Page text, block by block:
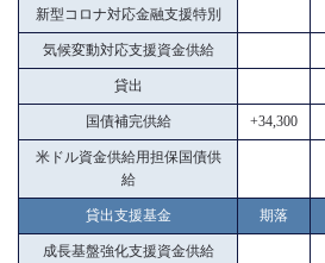
新型コロナ対応金融支援特別
気候変動対応支援資金供給
貸出
国債補完供給 +34,300
米ドル資金供給用担保国債供
給
貸出支援基金 期落
成長基盤強化支援資金供給